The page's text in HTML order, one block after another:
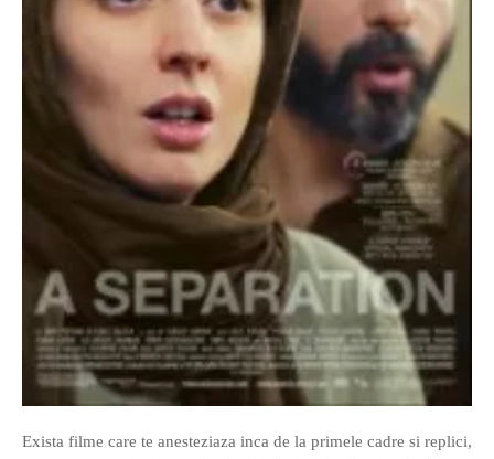
poezia cu umorul.
Exista filme care te anesteziaza inca de la primele cadre si replici,